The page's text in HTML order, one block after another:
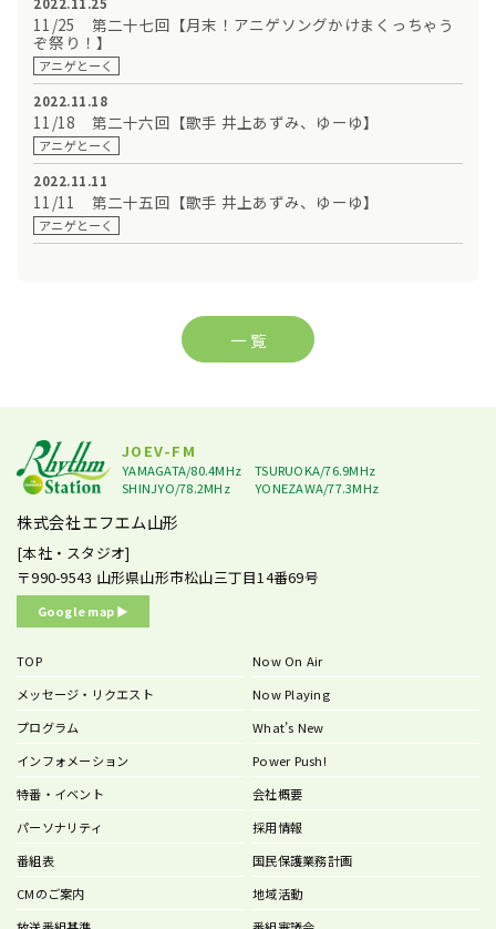
2022.11.25
11/25 第二十七回【月末！アニゲソングかけまくっちゃう
ぞ祭り！】
アニゲとーく
2022.11.18
11/18 第二十六回【歌手 井上あずみ、ゆーゆ】
アニゲとーく
2022.11.11
11/11 第二十五回【歌手 井上あずみ、ゆーゆ】
アニゲとーく
一 覧
JOEV-FM
YAMAGATA/80.4MHz
TSURUOKA/76.9MHz
SHINJYO/78.2MHz
YONEZAWA/77.3MHz
株式会社エフエム山形
[本社・スタジオ]
〒990-9543 山形県山形市松山三丁目14番69号
Google map ▶︎
TOP
メッセージ・リクエスト
プログラム
インフォメーション
特番・イベント
パーソナリティ
番組表
CMのご案内
Now On Air
Now Playing
What’s New
Power Push!
会社概要
採用情報
国民保護業務計画
地域活動